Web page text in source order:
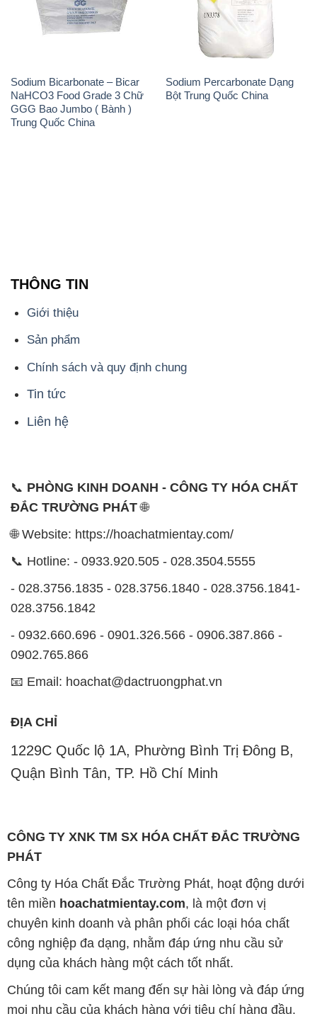
Sodium Bicarbonate – Bicar
NaHCO3 Food Grade 3 Chữ
GGG Bao Jumbo ( Bành )
Trung Quốc China
Sodium Percarbonate Dạng
Bột Trung Quốc China
THÔNG TIN
Giới thiệu
Sản phẩm
Chính sách và quy định chung
Tin tức
Liên hệ
📞 PHÒNG KINH DOANH - CÔNG TY HÓA CHẤT
ĐẮC TRƯỜNG PHÁT🌐
🌐 Website: https://hoachatmientay.com/
📞 Hotline: - 0933.920.505 - 028.3504.5555
- 028.3756.1835 - 028.3756.1840 - 028.3756.1841-
028.3756.1842
- 0932.660.696 - 0901.326.566 - 0906.387.866 -
0902.765.866
📧 Email: hoachat@dactruongphat.vn
ĐỊA CHỈ
1229C Quốc lộ 1A, Phường Bình Trị Đông B,
Quận Bình Tân, TP. Hồ Chí Minh
CÔNG TY XNK TM SX HÓA CHẤT ĐẮC TRƯỜNG
PHÁT
Công ty Hóa Chất Đắc Trường Phát, hoạt động dưới
tên miền hoachatmientay.com, là một đơn vị
chuyên kinh doanh và phân phối các loại hóa chất
công nghiệp đa dạng, nhằm đáp ứng nhu cầu sử
dụng của khách hàng một cách tốt nhất.
Chúng tôi cam kết mang đến sự hài lòng và đáp ứng
mọi nhu cầu của khách hàng với tiêu chí hàng đầu.